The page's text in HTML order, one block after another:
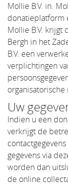
Mollie B.V. in.
donatieplatform
Mollie B.V. krijgt
Bergh in het
B.V. een
verplichtingen
Uw
Indien u een
verkrijgt de
gegevens via
worden dan
de online